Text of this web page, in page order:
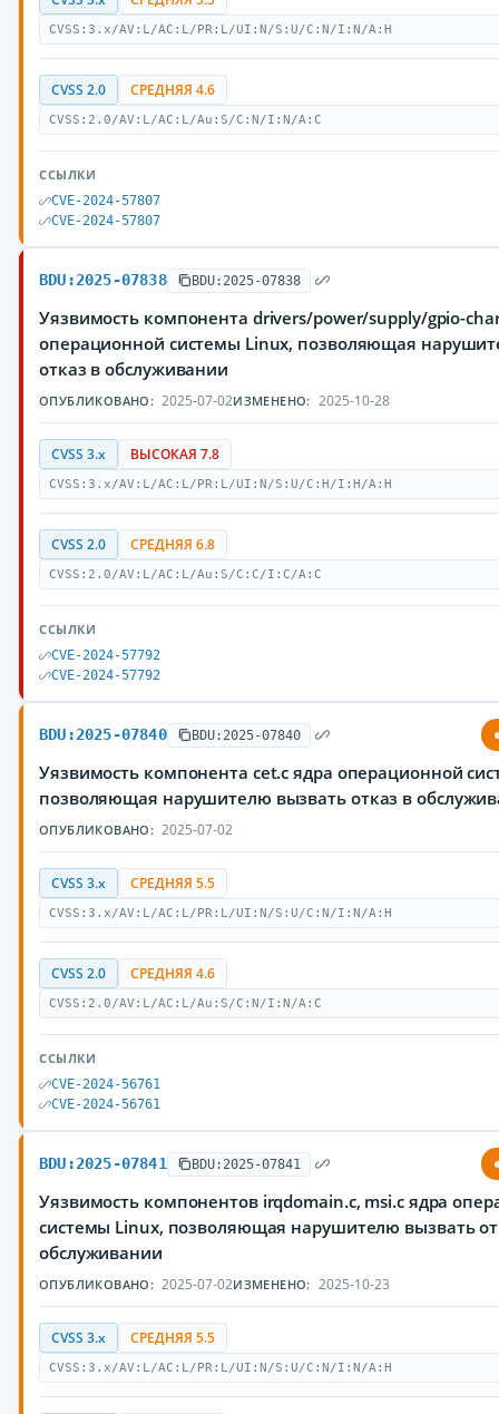
CVSS:3.x/AV:L/AC:L/PR:L/UI:N/S:U/C:N/I:N/A:H
CVSS 2.0 СРЕДНЯЯ 4.6
CVSS:2.0/AV:L/AC:L/Au:S/C:N/I:N/A:C
ССЫЛКИ
CVE-2024-57807
CVE-2024-57807
BDU:2025-07838 BDU:2025-07838
Уязвимость компонента drivers/power/supply/gpio-
операционной системы Linux, позволяющая
отказ в обслуживании
ОПУБЛИКОВАНО: 2025-07-02ИЗМЕНЕНО: 2025-10-28
CVSS 3.x ВЫСОКАЯ 7.8
CVSS:3.x/AV:L/AC:L/PR:L/UI:N/S:U/C:H/I:H/A:H
CVSS 2.0 СРЕДНЯЯ 6.8
CVSS:2.0/AV:L/AC:L/Au:S/C:C/I:C/A:C
ССЫЛКИ
CVE-2024-57792
CVE-2024-57792
BDU:2025-07840 BDU:2025-07840
Уязвимость компонента cet.c ядра операционной
позволяющая нарушителю вызвать отказ в
ОПУБЛИКОВАНО: 2025-07-02
CVSS 3.x СРЕДНЯЯ 5.5
CVSS:3.x/AV:L/AC:L/PR:L/UI:N/S:U/C:N/I:N/A:H
CVSS 2.0 СРЕДНЯЯ 4.6
CVSS:2.0/AV:L/AC:L/Au:S/C:N/I:N/A:C
ССЫЛКИ
CVE-2024-56761
CVE-2024-56761
BDU:2025-07841 BDU:2025-07841
Уязвимость компонентов irqdomain.c, msi.c ядра
системы Linux, позволяющая нарушителю вызвать
обслуживании
ОПУБЛИКОВАНО: 2025-07-02ИЗМЕНЕНО: 2025-10-23
CVSS 3.x СРЕДНЯЯ 5.5
CVSS:3.x/AV:L/AC:L/PR:L/UI:N/S:U/C:N/I:N/A:H